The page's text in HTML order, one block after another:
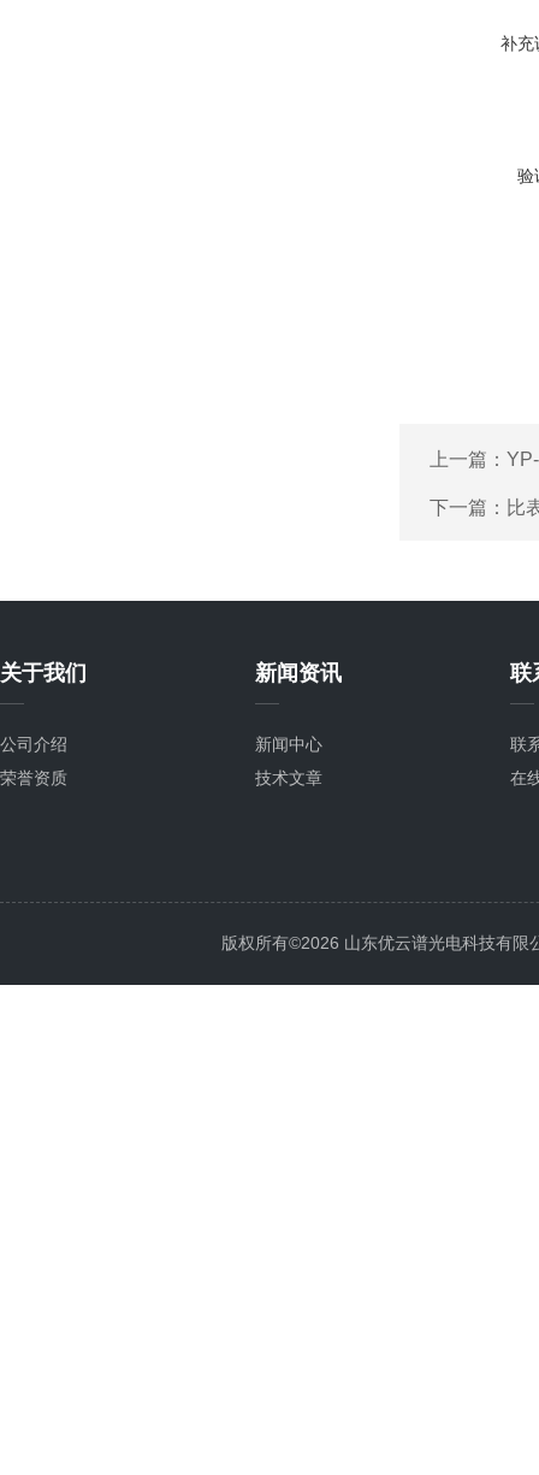
补充
验
上一篇：
下一篇： 比
关于我们
公司介绍
荣誉资质
新闻资讯
新闻中心
技术文章
联
联
在
版权所有©2026 山东优云谱光电科技有